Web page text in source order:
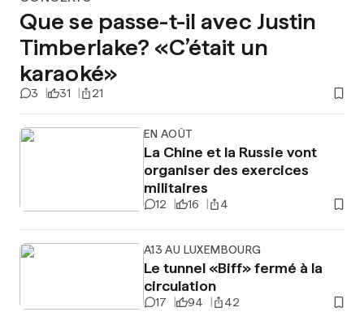
Que se passe-t-il avec Justin
Timberlake? «C’était un
karaoké»
3 31 21
EN AOÛT
La Chine et la Russie vont
organiser des exercices
militaires
12 16 4
A13 AU LUXEMBOURG
Le tunnel «Biff» fermé à la
circulation
17 94 42